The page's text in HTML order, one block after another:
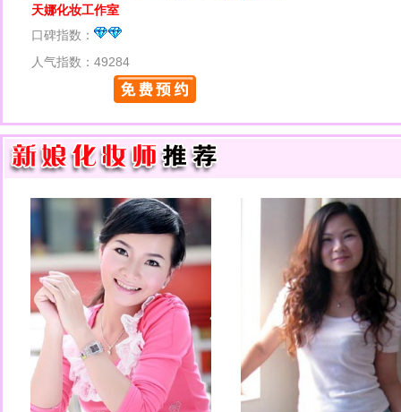
天娜化妆工作室
口碑指数：
人气指数：49284